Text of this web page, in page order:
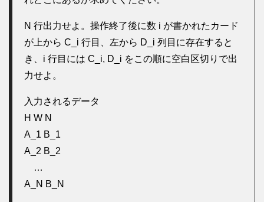
N 行出力せよ。操作終了後に数 i が書かれたカード
が上から C_i 行目、左から D_i 列目に存在すると
き、i 行目には C_i, D_i をこの順に空白区切りで出
力せよ。
入力されるデータ
H W N
A_1 B_1
A_2 B_2
…
A_N B_N